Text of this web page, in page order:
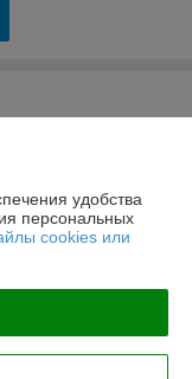
района г. Бреста
удобства
персональных
cookies или